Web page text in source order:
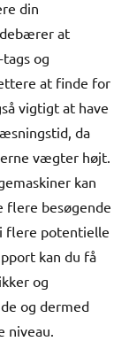
din
at
og
at finde for
vigtigt at have
da
vægter højt.
kan
flere besøgende
flere potentielle
kan du få
og
og dermed